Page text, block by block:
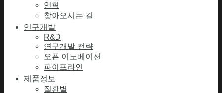
연혁
찾아오시는 길
연구개발
R&D
연구개발 전략
오픈 이노베이션
파이프라인
제품정보
질환별